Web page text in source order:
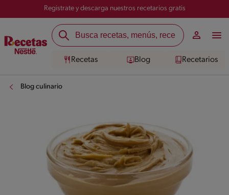
Registrate y descarga nuestros recetarios gratis
Recetas Blog Recetarios
Blog culinario